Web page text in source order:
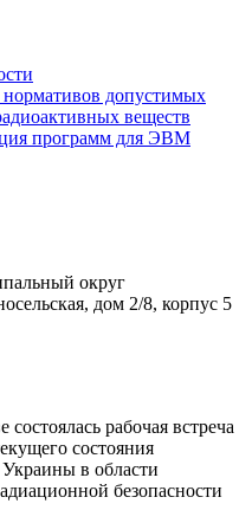
нормативов допустимых
веществ
программ для ЭВМ
округ
дом 2/8, корпус 5
рабочая встреча
состояния
в области
безопасности